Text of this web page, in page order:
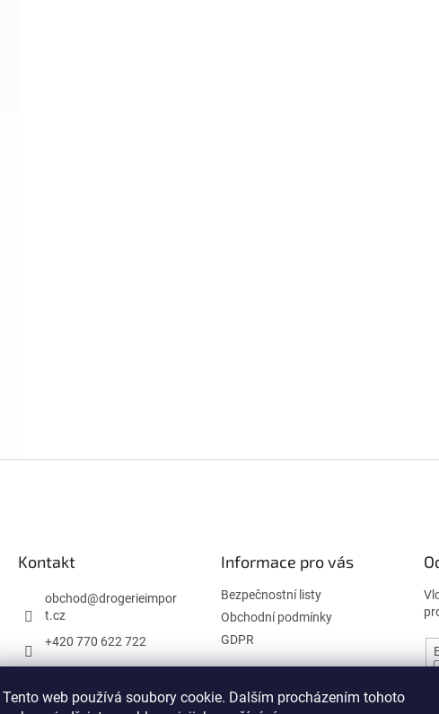
Tento web používá soubory cookie. Dalším procházením tohoto
Kontakt
obchod@drogerieimpor
t.cz
+420 770 622 722
Informace pro vás
Bezpečnostní listy
Obchodní podmínky
GDPR